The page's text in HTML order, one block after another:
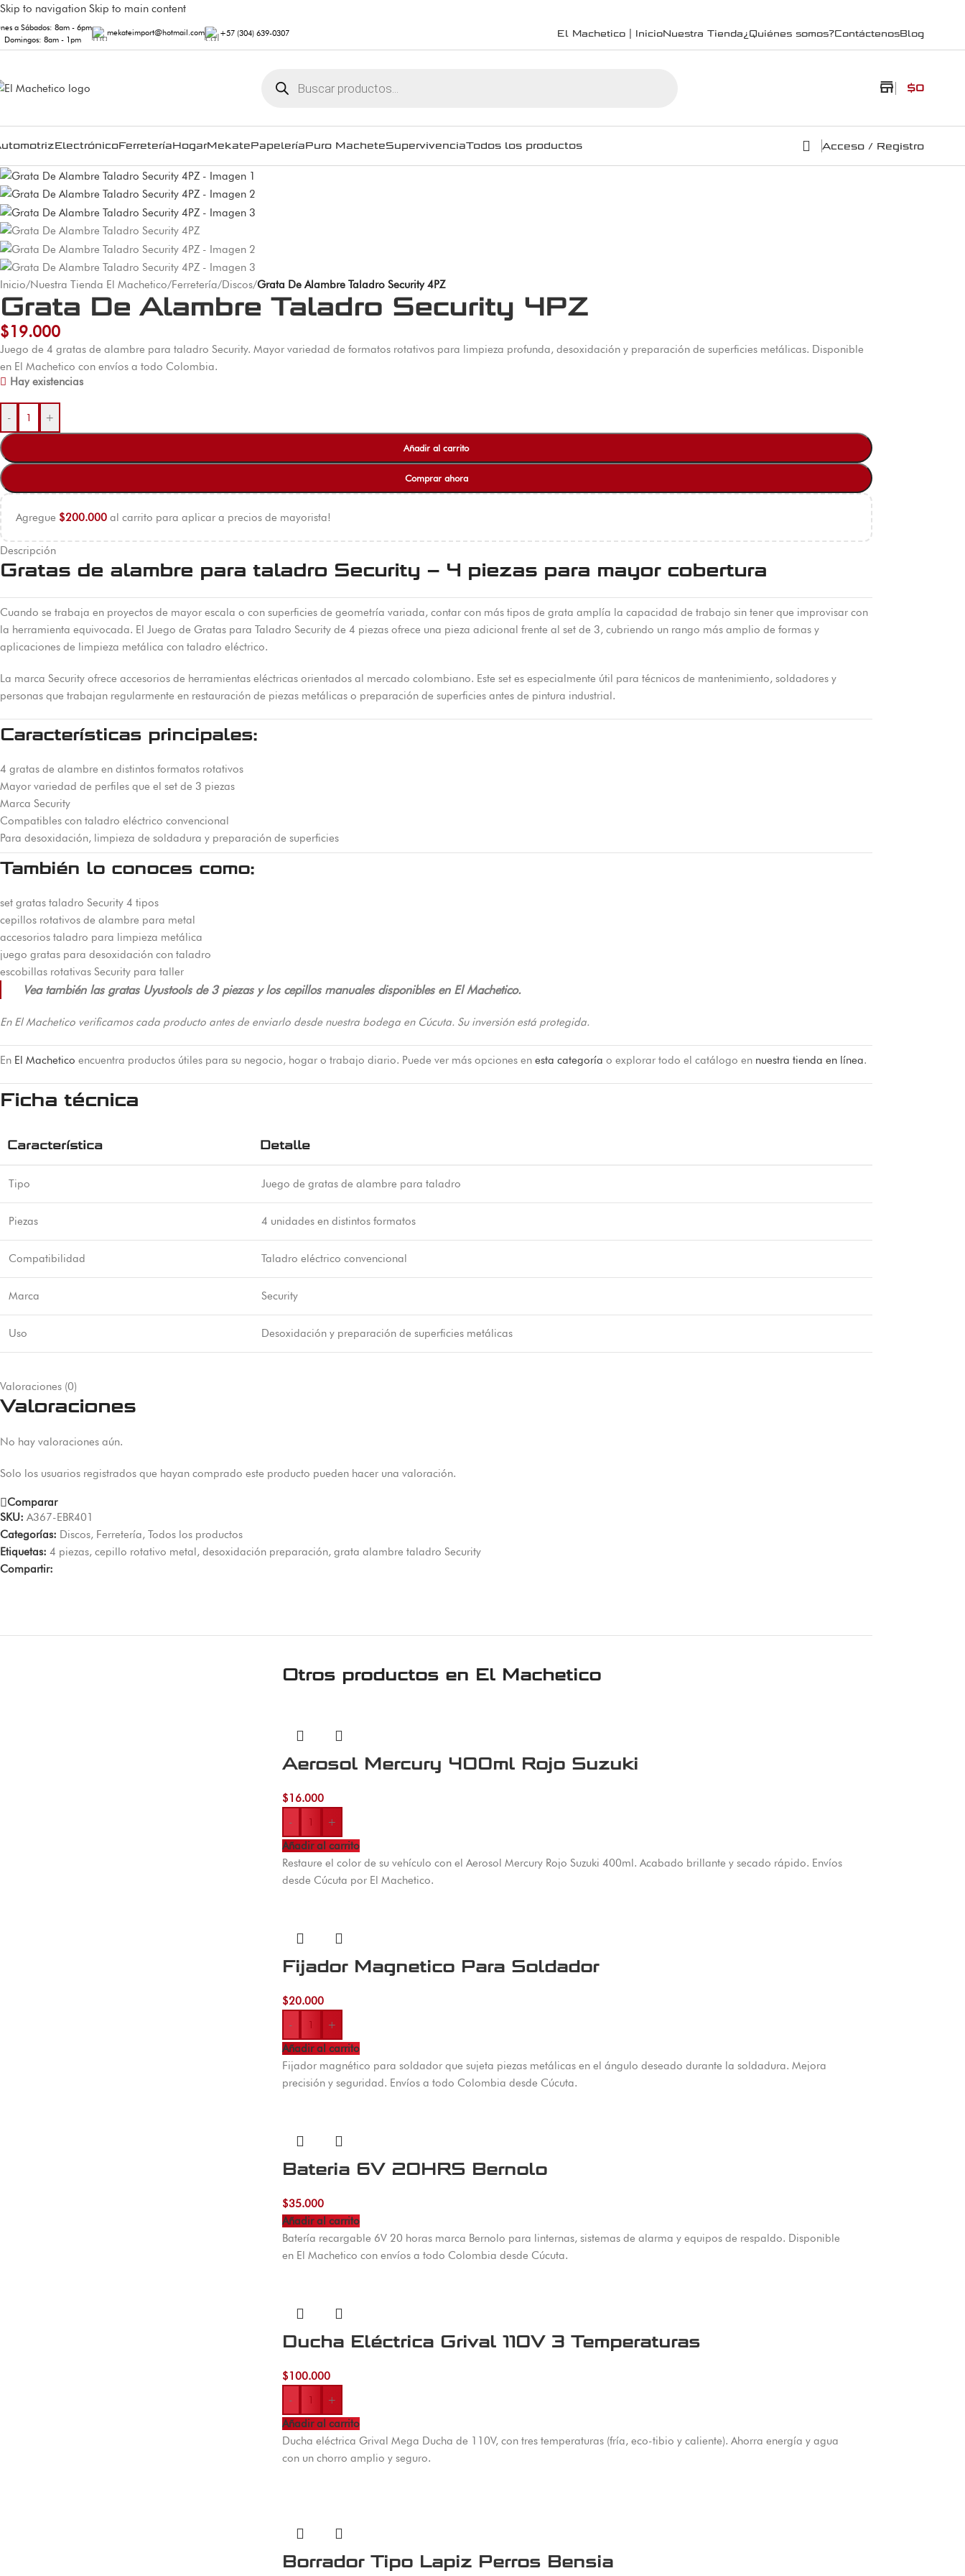
Skip to navigation Skip to main content
a Sábados: 8am - 6pm
Domingos: 8am - 1pm
mekateimport@hotmail.com +57 (304) 639-0307 El Machetico | InicioNuestra Tienda¿Quiénes somos?ContáctenosBlog
store $0
ElectrónicoFerreteríaHogarMekatePapeleríaPuro MacheteSupervivenciaTodos los productos Acceso / Registro
Inicio/Nuestra Tienda El Machetico/Ferretería/Discos/Grata De Alambre Taladro Security 4PZ
Grata De Alambre Taladro Security 4PZ
$19.000
Juego de 4 gratas de alambre para taladro Security. Mayor variedad de formatos rotativos para limpieza profunda, desoxidación y preparación de superficies metálicas. Disponible
en El Machetico con envíos a todo Colombia.
Hay existencias
- +
Añadir al carrito
Comprar ahora
Agregue $200.000 al carrito para aplicar a precios de mayorista!
Descripción
Gratas de alambre para taladro Security – 4 piezas para mayor cobertura
Cuando se trabaja en proyectos de mayor escala o con superficies de geometría variada, contar con más tipos de grata amplía la capacidad de trabajo sin tener que improvisar con
la herramienta equivocada. El Juego de Gratas para Taladro Security de 4 piezas ofrece una pieza adicional frente al set de 3, cubriendo un rango más amplio de formas y
aplicaciones de limpieza metálica con taladro eléctrico.
La marca Security ofrece accesorios de herramientas eléctricas orientados al mercado colombiano. Este set es especialmente útil para técnicos de mantenimiento, soldadores y
personas que trabajan regularmente en restauración de piezas metálicas o preparación de superficies antes de pintura industrial.
Características principales:
4 gratas de alambre en distintos formatos rotativos
Mayor variedad de perfiles que el set de 3 piezas
Marca Security
Compatibles con taladro eléctrico convencional
Para desoxidación, limpieza de soldadura y preparación de superficies
También lo conoces como:
set gratas taladro Security 4 tipos
cepillos rotativos de alambre para metal
accesorios taladro para limpieza metálica
juego gratas para desoxidación con taladro
escobillas rotativas Security para taller
Vea también las gratas Uyustools de 3 piezas y los cepillos manuales disponibles en El Machetico.
En El Machetico verificamos cada producto antes de enviarlo desde nuestra bodega en Cúcuta. Su inversión está protegida.
En El Machetico encuentra productos útiles para su negocio, hogar o trabajo diario. Puede ver más opciones en esta categoría o explorar todo el catálogo en nuestra tienda en línea.
Ficha técnica
Característica Detalle
Tipo Juego de gratas de alambre para taladro
Piezas 4 unidades en distintos formatos
Compatibilidad Taladro eléctrico convencional
Marca Security
Uso Desoxidación y preparación de superficies metálicas
Valoraciones (0)
Valoraciones
No hay valoraciones aún.
Solo los usuarios registrados que hayan comprado este producto pueden hacer una valoración.
Comparar
SKU: A367-EBR401
Categorías: Discos, Ferretería, Todos los productos
Etiquetas: 4 piezas, cepillo rotativo metal, desoxidación preparación, grata alambre taladro Security
Compartir:
Otros productos en El Machetico
Aerosol Mercury 400ml Rojo Suzuki
$16.000
-
+
Añadir al carrito
Restaure el color de su vehículo con el Aerosol Mercury Rojo Suzuki 400ml. Acabado brillante y secado rápido. Envíos
desde Cúcuta por El Machetico.
Fijador Magnetico Para Soldador
$20.000
-
+
Añadir al carrito
Fijador magnético para soldador que sujeta piezas metálicas en el ángulo deseado durante la soldadura. Mejora
precisión y seguridad. Envíos a todo Colombia desde Cúcuta.
Bateria 6V 20HRS Bernolo
$35.000
Añadir al carrito
Batería recargable 6V 20 horas marca Bernolo para linternas, sistemas de alarma y equipos de respaldo. Disponible
en El Machetico con envíos a todo Colombia desde Cúcuta.
Ducha Eléctrica Grival 110V 3 Temperaturas
$100.000
-
+
Añadir al carrito
Ducha eléctrica Grival Mega Ducha de 110V, con tres temperaturas (fría, eco-tibio y caliente). Ahorra energía y agua
con un chorro amplio y seguro.
Borrador Tipo Lapiz Perros Bensia